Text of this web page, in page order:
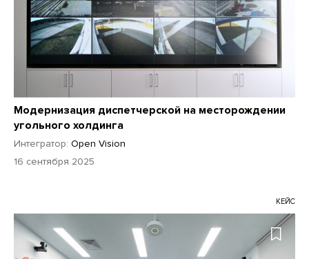
Модернизация диспетчерской на месторождении
угольного холдинга
Интегратор: Open Vision
16 сентября 2025
КЕЙС